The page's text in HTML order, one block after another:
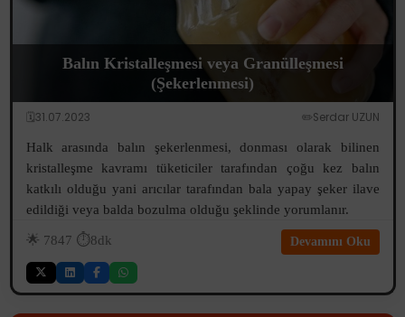
Balın Kristalleşmesi veya Granülleşmesi
(Şekerlenmesi)
🗓️31.07.2023 ✏️Serdar UZUN
Halk arasında balın şekerlenmesi, donması olarak bilinen
kristalleşme kavramı tüketiciler tarafından çoğu kez balın
katkılı olduğu yani arıcılar tarafından bala yapay şeker ilave
edildiği veya balda bozulma olduğu şeklinde yorumlanır.
🌟 7847 ⏱️8dk Devamını Oku